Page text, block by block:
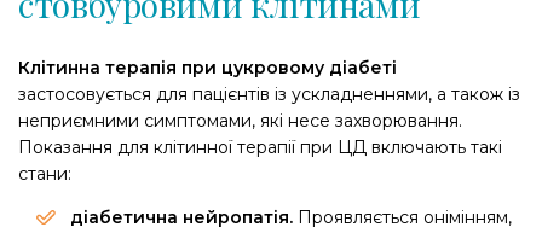
Клітинна терапія при цукровому діабеті
застосовується для пацієнтів із ускладненнями, а також із
неприємними симптомами, які несе захворювання.
Показання для клітинної терапії при ЦД включають такі
стани:
діабетична нейропатія. Проявляється онімінням,